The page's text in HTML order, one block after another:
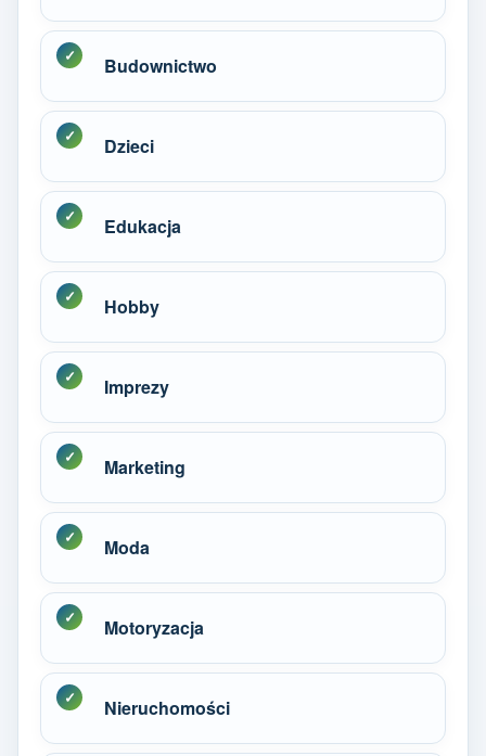
Budownictwo
Dzieci
Edukacja
Hobby
Imprezy
Marketing
Moda
Motoryzacja
Nieruchomości